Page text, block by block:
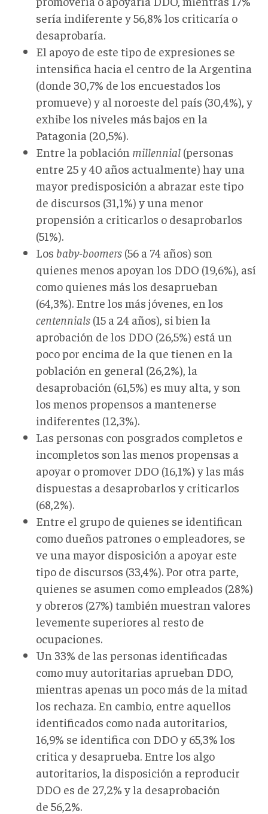
sería indiferente y 56,8% los criticaría o
desaprobaría.
El apoyo de este tipo de expresiones se
intensifica hacia el centro de la Argentina
(donde 30,7% de los encuestados los
promueve) y al noroeste del país (30,4%), y
exhibe los niveles más bajos en la
Patagonia (20,5%).
Entre la población millennial (personas
entre 25 y 40 años actualmente) hay una
mayor predisposición a abrazar este tipo
de discursos (31,1%) y una menor
propensión a criticarlos o desaprobarlos
(51%).
Los baby-boomers (56 a 74 años) son
quienes menos apoyan los DDO (19,6%), así
como quienes más los desaprueban
(64,3%). Entre los más jóvenes, en los
centennials (15 a 24 años), si bien la
aprobación de los DDO (26,5%) está un
poco por encima de la que tienen en la
población en general (26,2%), la
desaprobación (61,5%) es muy alta, y son
los menos propensos a mantenerse
indiferentes (12,3%).
Las personas con posgrados completos e
incompletos son las menos propensas a
apoyar o promover DDO (16,1%) y las más
dispuestas a desaprobarlos y criticarlos
(68,2%).
Entre el grupo de quienes se identifican
como dueños patrones o empleadores, se
ve una mayor disposición a apoyar este
tipo de discursos (33,4%). Por otra parte,
quienes se asumen como empleados (28%)
y obreros (27%) también muestran valores
levemente superiores al resto de
ocupaciones.
Un 33% de las personas identificadas
como muy autoritarias aprueban DDO,
mientras apenas un poco más de la mitad
los rechaza. En cambio, entre aquellos
identificados como nada autoritarios,
16,9% se identifica con DDO y 65,3% los
critica y desaprueba. Entre los algo
autoritarios, la disposición a reproducir
DDO es de 27,2% y la desaprobación
de 56,2%.